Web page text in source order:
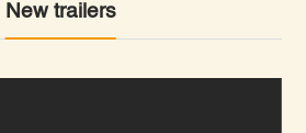
New trailers